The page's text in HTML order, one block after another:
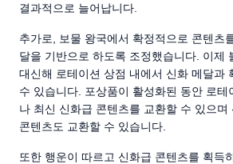
결과적으로 늘어납니다.
추가로, 보물 왕국에서 확정적으로 콘텐츠
달을 기반으로 하도록 조정했습니다. 이제
대신해 로테이션 상점 내에서 신화 메달과
수 있습니다. 포상품이 활성화된 동안 로테
나 최신 신화급 콘텐츠를 교환할 수 있으며
콘텐츠도 교환할 수 있습니다.
또한 행운이 따르고 신화급 콘텐츠를 획득